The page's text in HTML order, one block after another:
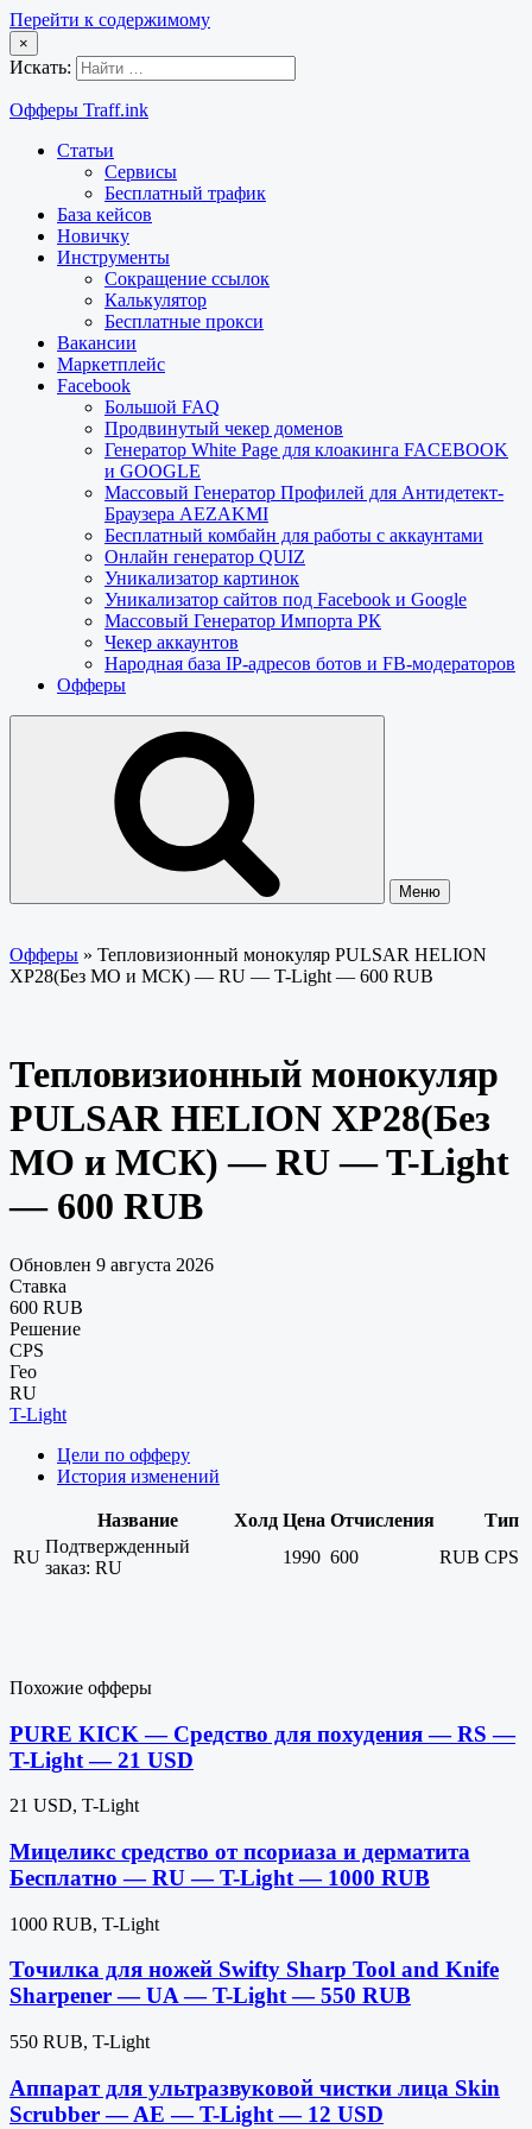
Перейти к содержимому
×
Искать:
Офферы Traff.ink
Статьи
Сервисы
Бесплатный трафик
База кейсов
Новичку
Инструменты
Сокращение ссылок
Калькулятор
Бесплатные прокси
Вакансии
Маркетплейс
Facebook
Большой FAQ
Продвинутый чекер доменов
Генератор White Page для клоакинга FACEBOOK
и GOOGLE
Массовый Генератор Профилей для Антидетект-
Браузера AEZAKMI
Бесплатный комбайн для работы с аккаунтами
Онлайн генератор QUIZ
Уникализатор картинок
Уникализатор сайтов под Facebook и Google
Массовый Генератор Импорта РК
Чекер аккаунтов
Народная база IP-адресов ботов и FB-модераторов
Офферы
Меню
Офферы » Тепловизионный монокуляр PULSAR HELION
XP28(Без МО и МСК) — RU — T-Light — 600 RUB
Тепловизионный монокуляр
PULSAR HELION XP28(Без
МО и МСК) — RU — T-Light
— 600 RUB
Обновлен 9 августа 2026
Ставка
600 RUB
Решение
CPS
Гео
RU
T-Light
Цели по офферу
История изменений
Название Холд Цена Отчисления
Тип
RU
Подтвержденный
заказ: RU
1990 600 RUB CPS
Похожие офферы
PURE KICK — Средство для похудения — RS —
T-Light — 21 USD
21 USD, T-Light
Мицеликс средство от псориаза и дерматита
Бесплатно — RU — T-Light — 1000 RUB
1000 RUB, T-Light
Точилка для ножей Swifty Sharp Tool and Knife
Sharpener — UA — T-Light — 550 RUB
550 RUB, T-Light
Аппарат для ультразвуковой чистки лица Skin
Scrubber — AE — T-Light — 12 USD